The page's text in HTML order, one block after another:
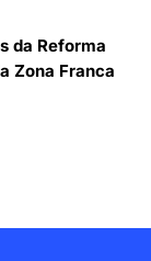
da Reforma
Zona Franca